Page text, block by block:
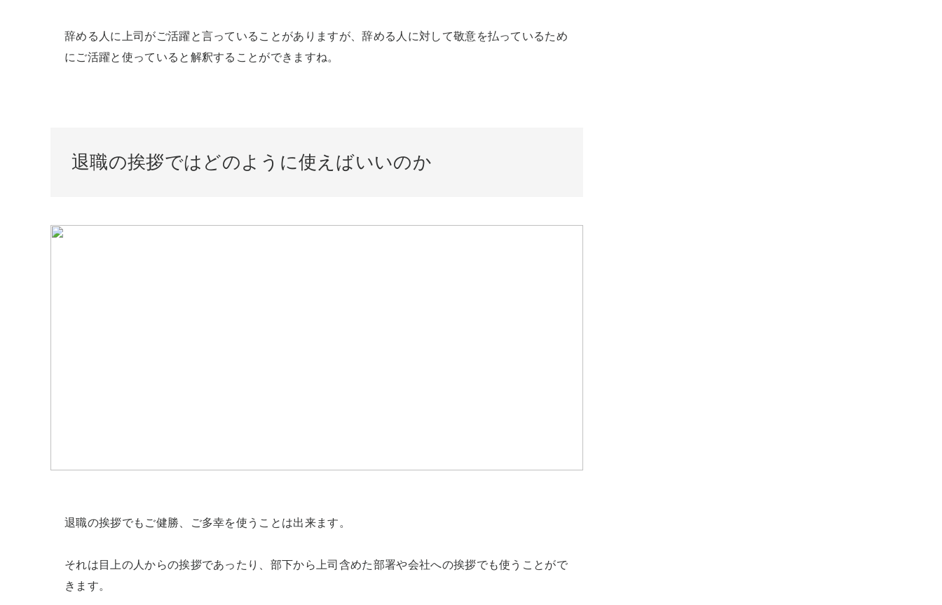
辞める人に上司がご活躍と言っていることがありますが、辞める人に対して敬意を払っているため
にご活躍と使っていると解釈することができますね。
退職の挨拶ではどのように使えばいいのか
退職の挨拶でもご健勝、ご多幸を使うことは出来ます。
それは目上の人からの挨拶であったり、部下から上司含めた部署や会社への挨拶でも使うことがで
きます。